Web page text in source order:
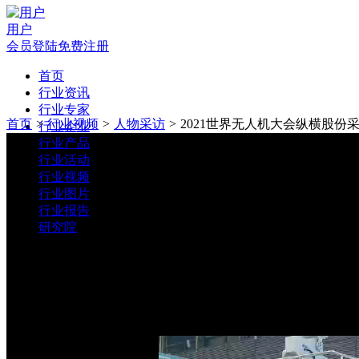
用户
会员登陆免费注册
首页
行业资讯
行业专家
行业企业
行业产品
行业活动
行业视频
行业图片
行业报告
研究院
首页 > 行业视频 > 人物采访 > 2021世界无人机大会纵横股份